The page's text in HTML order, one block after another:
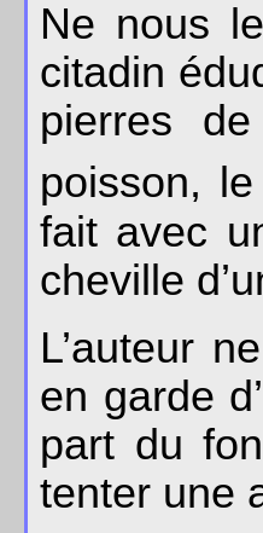
Ne nous
citadin
pierres
poisson,
fait avec
cheville
L’auteur
en garde
part du
tenter une